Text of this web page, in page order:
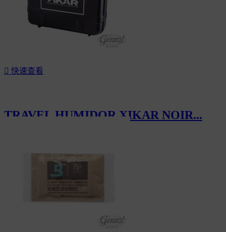
 快速查看
TRAVEL HUMIDOR XIKAR NOIR...